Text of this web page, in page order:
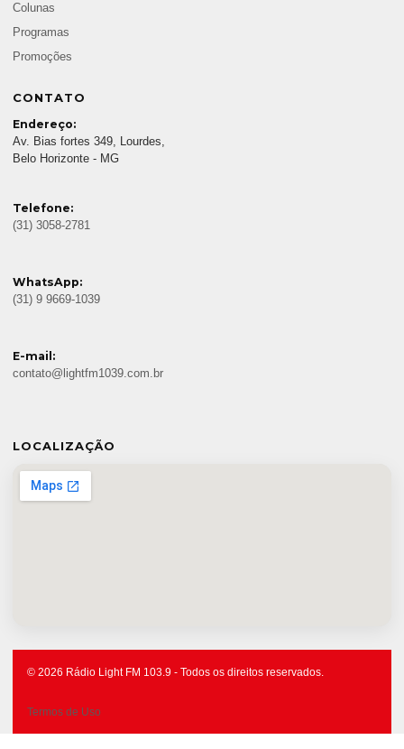
Colunas
Programas
Promoções
CONTATO
Endereço:
Av. Bias fortes 349, Lourdes,
Belo Horizonte - MG
Telefone:
(31) 3058-2781
WhatsApp:
(31) 9 9669-1039
E-mail:
contato@lightfm1039.com.br
LOCALIZAÇÃO
© 2026 Rádio Light FM 103.9 - Todos os direitos reservados.
Termos de Uso